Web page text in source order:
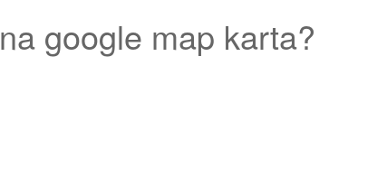
na google map karta?